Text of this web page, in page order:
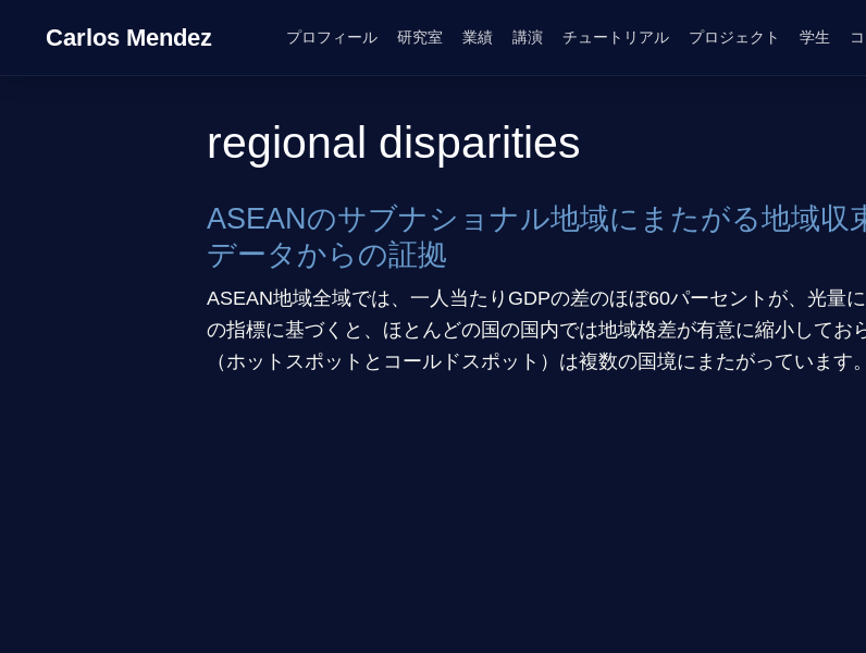
Carlos Mendez プロフィール 研究室 業績 講演 チュートリアル プロジェクト 学生
regional disparities
ASEANのサブナショナル地域にまたがる地域収
データからの証拠
ASEAN地域全域では、一人当たりGDPの差のほぼ60パーセントが、光量
の指標に基づくと、ほとんどの国の国内では地域格差が有意に縮小してお
（ホットスポットとコールドスポット）は複数の国境にまたがっています。